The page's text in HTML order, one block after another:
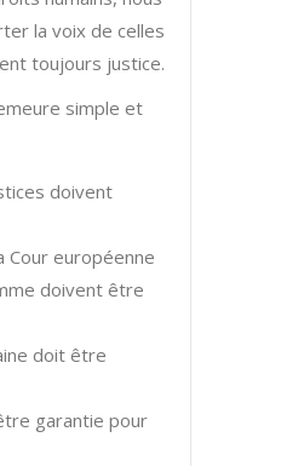
la voix de celles
toujours justice.
simple et
doivent
Cour européenne
doivent être
doit être
garantie pour